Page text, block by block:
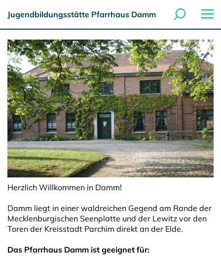
Jugendbildungsstätte Pfarrhaus Damm
Herzlich Willkommen in Damm!
Damm liegt in einer waldreichen Gegend am Rande der
Mecklenburgischen Seenplatte und der Lewitz vor den
Toren der Kreisstadt Parchim direkt an der Elde.
Das Pfarrhaus Damm ist geeignet für: